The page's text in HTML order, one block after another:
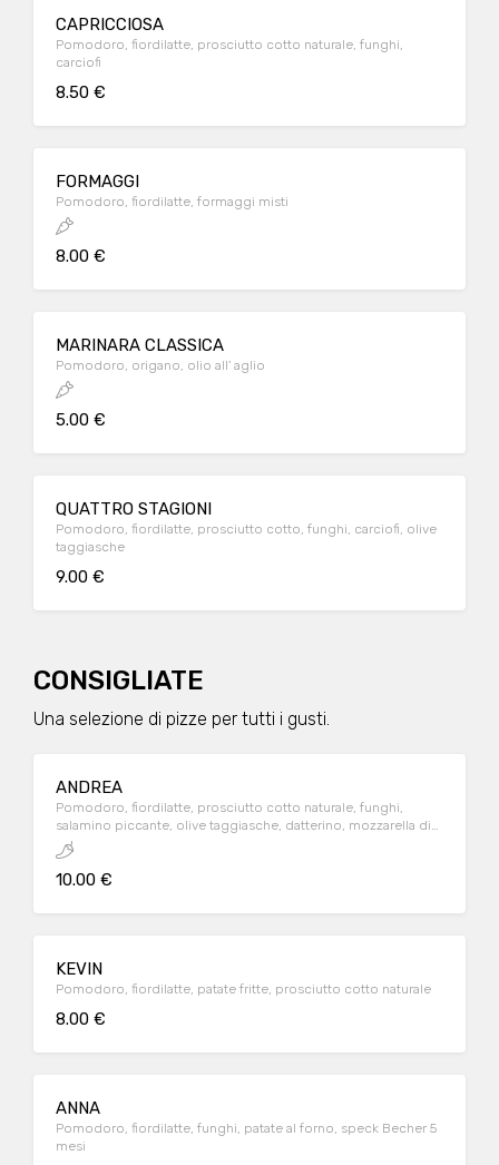
CAPRICCIOSA
Pomodoro, fiordilatte, prosciutto cotto naturale, funghi,
carciofi
8.50 €
FORMAGGI
Pomodoro, fiordilatte, formaggi misti
8.00 €
MARINARA CLASSICA
Pomodoro, origano, olio all' aglio
5.00 €
QUATTRO STAGIONI
Pomodoro, fiordilatte, prosciutto cotto, funghi, carciofi, olive
taggiasche
9.00 €
CONSIGLIATE
Una selezione di pizze per tutti i gusti.
ANDREA
Pomodoro, fiordilatte, prosciutto cotto naturale, funghi,
salamino piccante, olive taggiasche, datterino, mozzarella di
bufala DOP
10.00 €
KEVIN
Pomodoro, fiordilatte, patate fritte, prosciutto cotto naturale
8.00 €
ANNA
Pomodoro, fiordilatte, funghi, patate al forno, speck Becher 5
mesi